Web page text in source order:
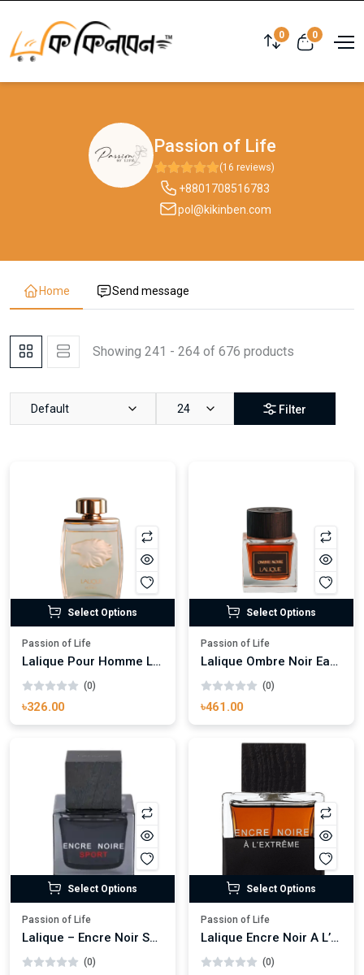
0 0
Passion of Life
(16 reviews)
+8801708516783
pol@kikinben.com
Home Send message
Showing 241 - 264 of 676 products
Default 24 Filter
Select Options
Passion of Life
Lalique Pour Homme Lion Eau de Parfum
(0)
৳326.00
Select Options
Passion of Life
Lalique Ombre Noir Eau de Parfum
(0)
৳461.00
Select Options
Passion of Life
Lalique – Encre Noir Sport
(0)
Select Options
Passion of Life
Lalique Encre Noir A L’Extreme Eau de Toilette
(0)